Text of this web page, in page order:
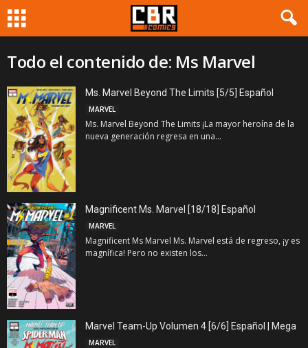
Todo el contenido de: Ms Marvel
Ms. Marvel Beyond The Limits [5/5] Español
MARVEL
Ms. Marvel Beyond The Limits ¡La mayor heroína de la
nueva generación regresa en una...
Magnificent Ms. Marvel [18/18] Español
MARVEL
Magnificent Ms Marvel Ms. Marvel está de regreso, ¡y es
magnífica! Pero no existen los...
Marvel Team-Up Volumen 4 [6/6] Español | Mega
MARVEL